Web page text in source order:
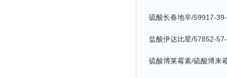
硫酸长春地辛/59917-
盐酸伊达比星/57852-
硫酸博莱霉素/硫酸博来